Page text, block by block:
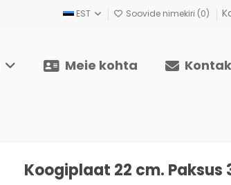
EST Soovide nimekiri (0)
Meie kohta
Koogiplaat 22 cm. Paksus